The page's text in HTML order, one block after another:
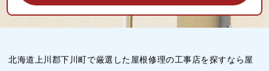
北海道上川郡下川町で厳選した屋根修理の工事店を探すなら屋